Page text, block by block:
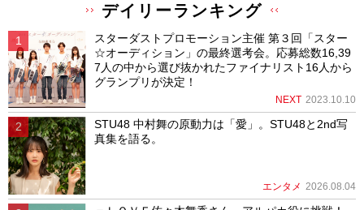
デイリーランキング
スターダストプロモーション主催 第３回「スター
☆オーディション」の最終選考会。応募総数16,39
7人の中から選び抜かれたファイナリスト16人から
グランプリが決定！
NEXT 2023.10.10
STU48 中村舞の原動力は「愛」。STU48と2nd写
真集を語る。
エンタメ 2026.08.04